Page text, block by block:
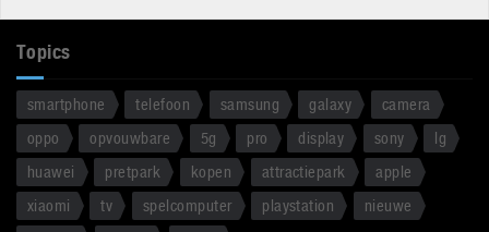
Topics
smartphone telefoon samsung galaxy
camera
oppo
opvouwbare 5g pro display sony
lg
huawei
pretpark kopen attractiepark
apple
xiaomi
tv spelcomputer playstation
nieuwe